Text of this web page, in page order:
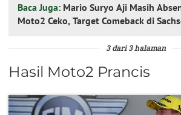
Baca Juga: Mario Suryo Aji Masih
Moto2 Ceko, Target Comeback di
3 dari 3 halaman
Hasil Moto2 Prancis